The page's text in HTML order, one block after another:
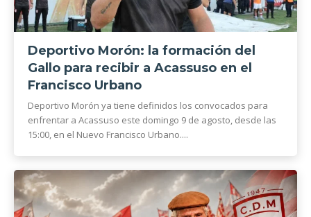
Deportivo Morón: la formación del
Gallo para recibir a Acassuso en el
Francisco Urbano
Deportivo Morón ya tiene definidos los convocados para
enfrentar a Acassuso este domingo 9 de agosto, desde las
15:00, en el Nuevo Francisco Urbano....